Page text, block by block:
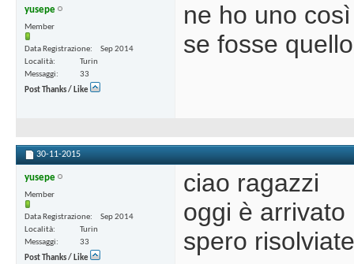
yusepe
Member
Data Registrazione
Sep 2014
Località
Turin
Messaggi
33
Post Thanks / Like
ne ho uno
se fosse
30-11-2015
yusepe
Member
Data Registrazione
Sep 2014
Località
Turin
Messaggi
33
Post Thanks / Like
ciao ragazzi
oggi è
spero